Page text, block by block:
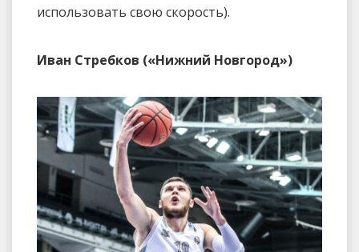
использовать свою скорость).
Иван Стребков («Нижний Новгород»)